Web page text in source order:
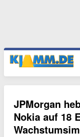
JPMorgan
Nokia auf 18